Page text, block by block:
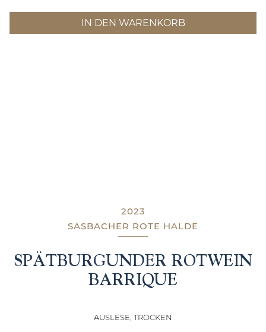
IN DEN WARENKORB
2023
SASBACHER ROTE HALDE
SPÄTBURGUNDER ROTWEIN
BARRIQUE
AUSLESE, TROCKEN